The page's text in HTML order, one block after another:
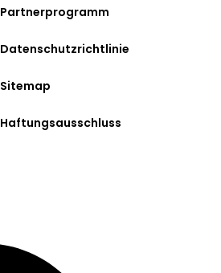
Partnerprogramm
Datenschutzrichtlinie
Sitemap
Haftungsausschluss